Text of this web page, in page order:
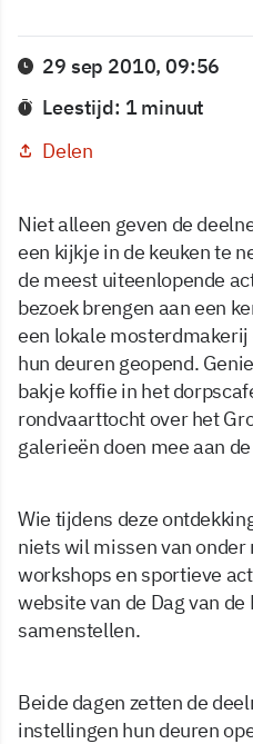
29 sep 2010, 09:56
Leestijd: 1 minuut
Delen
Niet alleen geven de
een kijkje in de keuken te
de meest uiteenlopende
bezoek brengen aan een
een lokale
hun deuren geopend.
bakje koffie in het
rondvaarttocht over het
galerieën doen mee aan
Wie tijdens deze
niets wil missen van
workshops en sportieve
website van de Dag van de
samenstellen.
Beide dagen zetten de
instellingen hun deuren